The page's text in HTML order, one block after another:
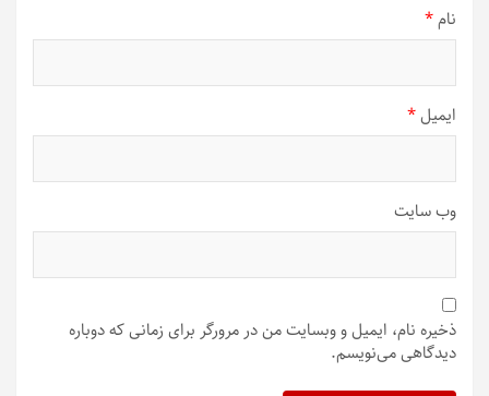
نام*
ایمیل*
وب‌ سایت
ذخیره نام، ایمیل و وبسایت من در مرورگر برای زمانی که دوباره
دیدگاهی می‌نویسم.